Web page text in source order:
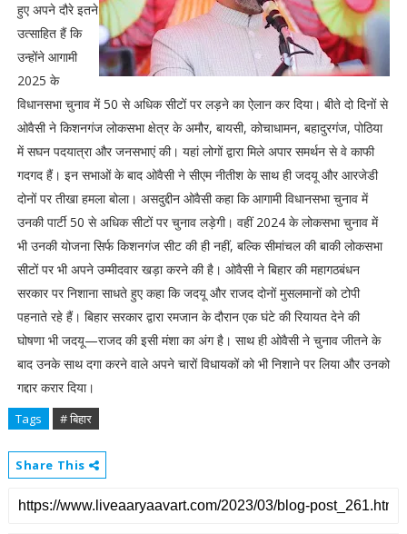
हुए अपने दौरे इतने
उत्साहित हैं कि
उन्होंने आगामी
2025 के
विधानसभा चुनाव में 50 से अधिक सीटों पर लड़ने का ऐलान कर दिया। बीते दो दिनों से
ओवैसी ने किशनगंज लोकसभा क्षेत्र के अमौर, बायसी, कोचाधामन, बहादुरगंज, पोठिया
में सघन पदयात्रा और जनसभाएं की। यहां लोगों द्वारा मिले अपार समर्थन से वे काफी
गदगद हैं। इन सभाओं के बाद ओवैसी ने सीएम नीतीश के साथ ही जदयू और आरजेडी
दोनों पर तीखा हमला बोला। असदुद्दीन ओवैसी कहा कि आगामी विधानसभा चुनाव में
उनकी पार्टी 50 से अधिक सीटों पर चुनाव लड़ेगी। वहीं 2024 के लोकसभा चुनाव में
भी उनकी योजना सिर्फ किशनगंज सीट की ही नहीं, बल्कि सीमांचल की बाकी लोकसभा
सीटों पर भी अपने उम्मीदवार खड़ा करने की है। ओवैसी ने बिहार की महागठबंधन
सरकार पर निशाना साधते हुए कहा कि जदयू और राजद दोनों मुसलमानों को टोपी
पहनाते रहे हैं। बिहार सरकार द्वारा रमजान के दौरान एक घंटे की रियायत देने की
घोषणा भी जदयू—राजद की इसी मंशा का अंग है। साथ ही ओवैसी ने चुनाव जीतने के
बाद उनके साथ दगा करने वाले अपने चारों विधायकों को भी निशाने पर लिया और उनको
गद्दार करार दिया।
Tags # बिहार
Share This